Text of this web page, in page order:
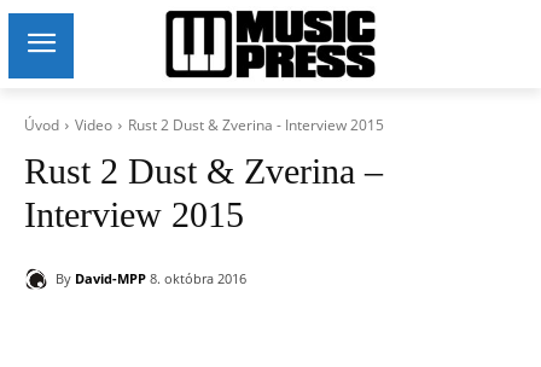
Úvod Video Rust 2 Dust & Zverina - Interview 2015
Rust 2 Dust & Zverina –
Interview 2015
By David-MPP 8. októbra 2016